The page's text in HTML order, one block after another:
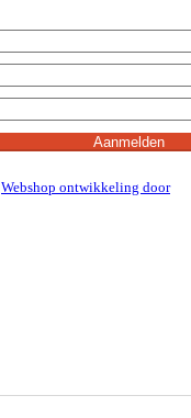
Webshop ontwikkeling door